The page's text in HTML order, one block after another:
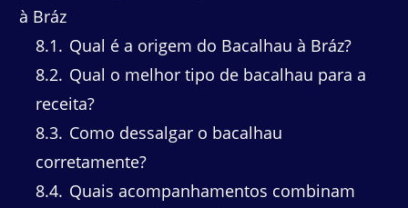
à Bráz
8.1
Qual é a origem do Bacalhau à Bráz?
8.2 Qual o melhor tipo de bacalhau para a
receita?
8.3 Como dessalgar o bacalhau
corretamente?
8.4 Quais acompanhamentos combinam